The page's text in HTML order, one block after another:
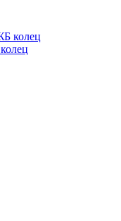
колец